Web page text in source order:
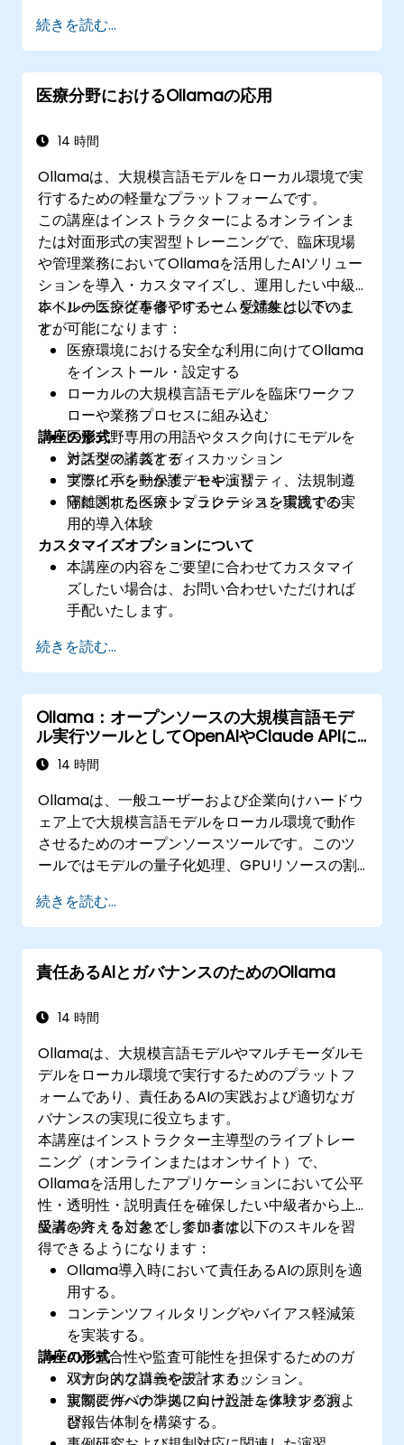
続きを読む...
医療分野におけるOllamaの応用
14 時間
Ollamaは、大規模言語モデルをローカル環境で実
行するための軽量なプラットフォームです。
この講座はインストラクターによるオンラインま
たは対面形式の実習型トレーニングで、臨床現場
や管理業務においてOllamaを活用したAIソリュー
ションを導入・カスタマイズし、運用したい中級
レベルの医療従事者やITチームを対象としていま
す。
本トレーニングを修了すると、受講生は以下のこ
とが可能になります：
医療環境における安全な利用に向けてOllama
をインストール・設定する
ローカルの大規模言語モデルを臨床ワークフ
ローや業務プロセスに組み込む
医療分野専用の用語やタスク向けにモデルを
カスタマイズする
プライバシー保護、セキュリティ、法規制遵
守に関するベストプラクティスを実践する
講座の形式
対話型の講義とディスカッション
実際に手を動かすデモや演習
隔離された医療シミュレーション環境での実
用的導入体験
カスタマイズオプションについて
本講座の内容をご要望に合わせてカスタマイ
ズしたい場合は、お問い合わせいただければ
手配いたします。
続きを読む...
Ollama：オープンソースの大規模言語モデ
ル実行ツールとしてOpenAIやClaude APIに
代わる存在
14 時間
Ollamaは、一般ユーザーおよび企業向けハードウ
ェア上で大規模言語モデルをローカル環境で動作
させるためのオープンソースツールです。このツ
ールではモデルの量子化処理、GPUリソースの割
インターフェースに統合されており、組織はプロ
ンプトやデータをOpenAI、Anthropic、Google
に送信することなく、Llama、Mistral、Qwenと
いったLLMを自前でホスティングすることが可能
続きを読む...
責任あるAIとガバナンスのためのOllama
14 時間
Ollamaは、大規模言語モデルやマルチモーダルモ
デルをローカル環境で実行するためのプラットフ
ォームであり、責任あるAIの実践および適切なガ
バナンスの実現に役立ちます。
本講座はインストラクター主導型のライブトレー
ニング（オンラインまたはオンサイト）で、
Ollamaを活用したアプリケーションにおいて公平
性・透明性・説明責任を確保したい中級者から上
級者の方々を対象としています。
受講を終えることで、参加者は以下のスキルを習
得できるようになります：
Ollama導入時において責任あるAIの原則を適
用する。
コンテンツフィルタリングやバイアス軽減策
を実装する。
AIの整合性や監査可能性を担保するためのガ
バナンスフローを設計する。
規制要件への準拠に向けたモニタリングおよ
び報告体制を構築する。
講座の形式
双方向的な講義やディスカッション。
実際にガバナンスフロー設計を体験する演
習。